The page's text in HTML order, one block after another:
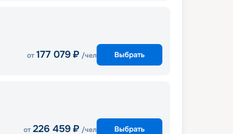
от 177 079 ₽ /чел Выбрать
от 226 459 ₽ /чел Выбрать